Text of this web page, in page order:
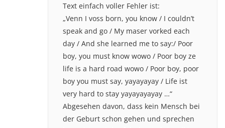
Text einfach voller Fehler ist:
„Venn I voss born, you know / I couldn’t
speak and go / My maser vorked each
day / And she learned me to say:/ Poor
boy, you must know wowo / Poor boy ze
life is a hard road wowo / Poor boy, poor
boy you must say, yayayayay / Life ist
very hard to stay yayayayayay …“
Abgesehen davon, dass kein Mensch bei
der Geburt schon gehen und sprechen